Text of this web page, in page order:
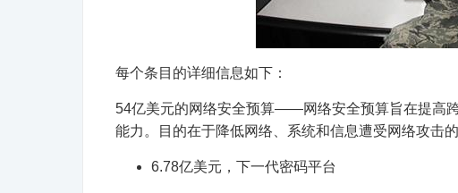
每个条目的详细信息如下：
54亿美元的网络安全预算——网络安全预算旨在提高
能力。目的在于降低网络、系统和信息遭受网络攻击
6.78亿美元，下一代密码平台